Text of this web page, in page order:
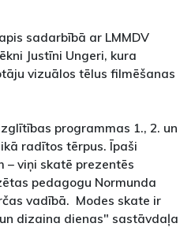
sadarbībā ar LMMDV
Justīni Ungeri, kura
vizuālos tēlus filmēšanas
programmas 1., 2. un
radītos tērpus. Īpaši
– viņi skatē prezentēs
pedagogu Normunda
vadībā. Modes skate ir
dizaina dienas" sastāvdaļa